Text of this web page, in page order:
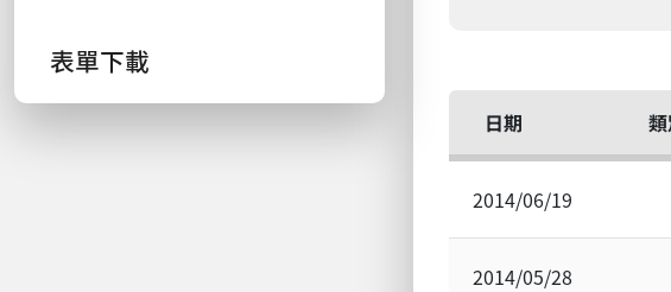
表單下載
日期
2014/06/19
2014/05/28